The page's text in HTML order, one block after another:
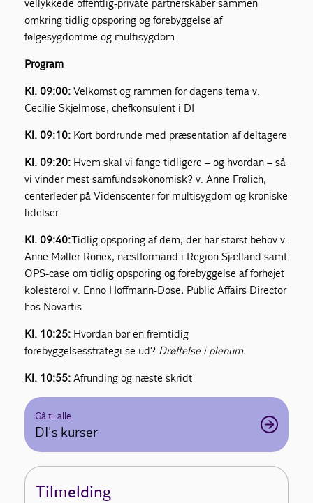
vellykkede offentlig-private partnerskaber sammen
omkring tidlig opsporing og forebyggelse af
følgesygdomme og multisygdom.
Program
Kl. 09:00:Velkomst og rammen for dagens tema v.
Cecilie Skjelmose, chefkonsulent i DI
Kl. 09:10: Kort bordrunde med præsentation af deltagere
Kl. 09:20: Hvem skal vi fange tidligere – og hvordan – så
vi vinder mest samfundsøkonomisk? v. Anne Frølich,
centerleder på Videnscenter for multisygdom og kroniske
lidelser
Kl. 09:40:Tidlig opsporing af dem, der har størst behov v.
Anne Møller Ronex, næstformand i Region Sjælland samt
OPS-case om tidlig opsporing og forebyggelse af forhøjet
kolesterol v. Enno Hoffmann-Dose, Public Affairs Director
hos Novartis
Kl. 10:25: Hvordan bør en fremtidig
forebyggelsesstrategi se ud? Drøftelse i plenum.
Kl. 10:55:Afrunding og næste skridt
Gå til alle
DI's kurser
Tilmelding